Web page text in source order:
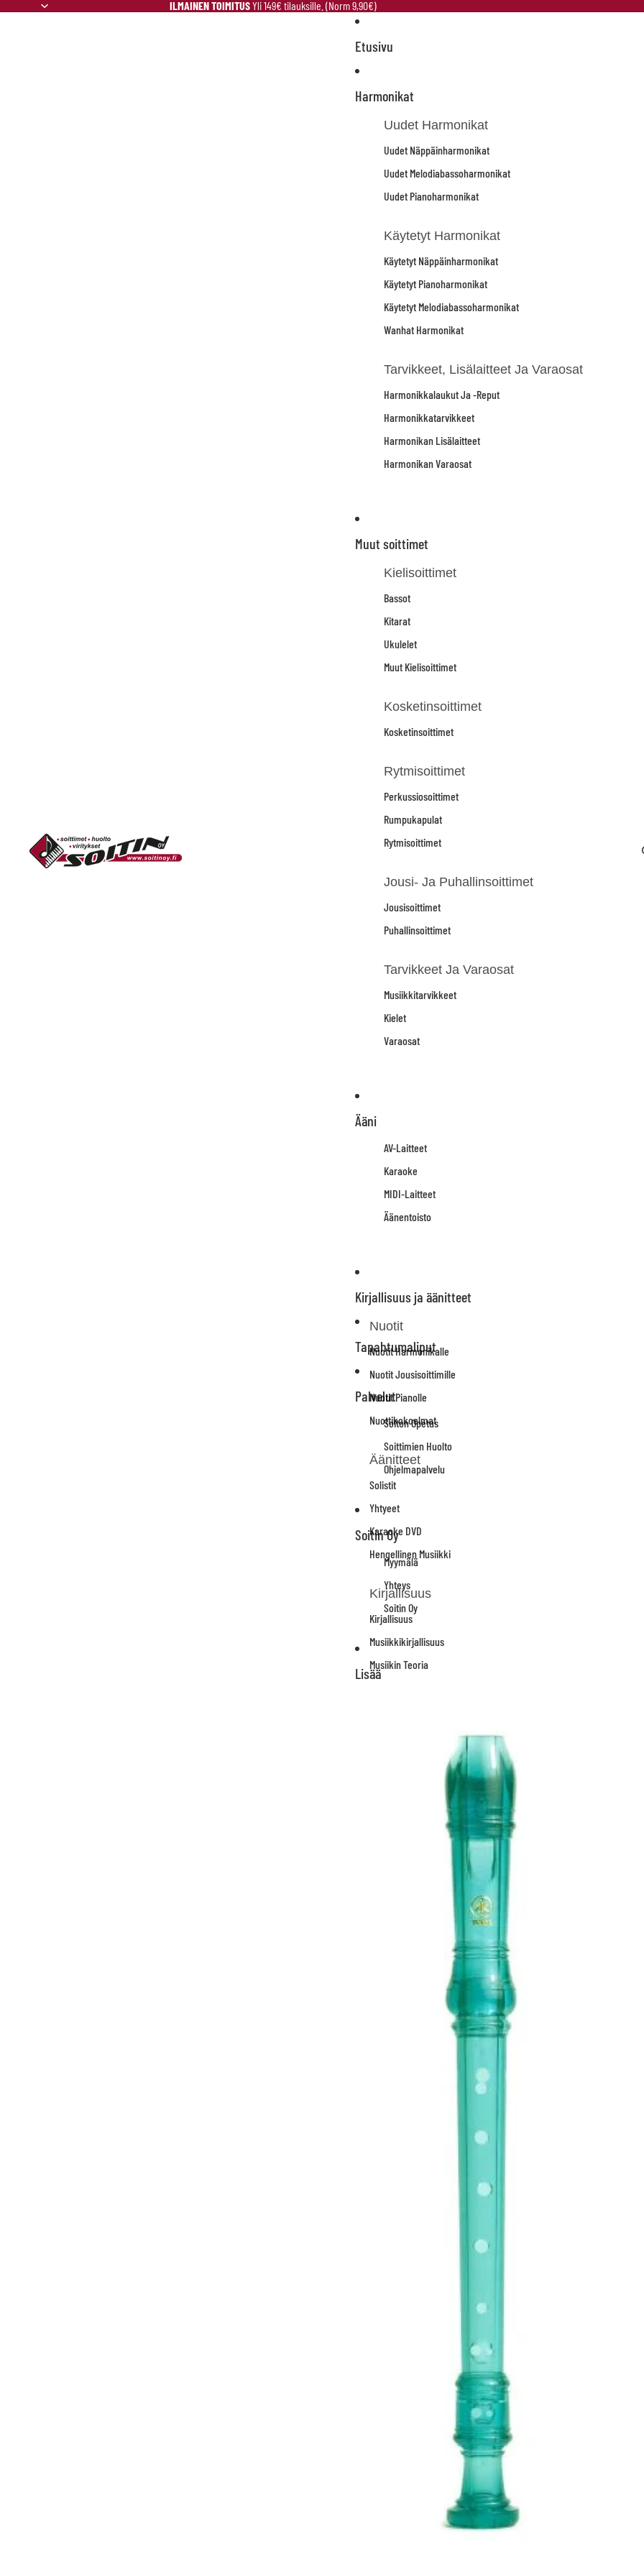
ILMAINEN TOIMITUSYli 149€ tilauksille. (Norm 9,90€)
Etusivu
Harmonikat
Uudet Harmonikat
Uudet Näppäinharmonikat
Uudet Melodiabassoharmonikat
Uudet Pianoharmonikat
Käytetyt Harmonikat
Käytetyt Näppäinharmonikat
Käytetyt Pianoharmonikat
Käytetyt Melodiabassoharmonikat
Wanhat Harmonikat
Tarvikkeet, Lisälaitteet Ja Varaosat
Harmonikkalaukut Ja -reput
Harmonikkatarvikkeet
Harmonikan Lisälaitteet
Harmonikan Varaosat
Muut soittimet
Kielisoittimet
Bassot
Kitarat
Ukulelet
Muut Kielisoittimet
Kosketinsoittimet
Kosketinsoittimet
Rytmisoittimet
Perkussiosoittimet
Rumpukapulat
Rytmisoittimet
Jousi- Ja Puhallinsoittimet
Jousisoittimet
Puhallinsoittimet
Tarvikkeet Ja Varaosat
Musiikkitarvikkeet
Kielet
Varaosat
Ääni
AV-Laitteet
Karaoke
MIDI-Laitteet
Äänentoisto
Kirjallisuus ja äänitteet
Nuotit
Nuotit Harmonikalle
Nuotit Jousisoittimille
Nuotit Pianolle
Nuottikokoelmat
Äänitteet
Solistit
Yhtyeet
Karaoke DVD
Hengellinen Musiikki
Kirjallisuus
Kirjallisuus
Musiikkikirjallisuus
Musiikin Teoria
Tapahtumaliput
Palvelut
Soiton Opetus
Soittimien Huolto
Ohjelmapalvelu
Soitin Oy
Myymälä
Yhteys
Soitin Oy
Lisää